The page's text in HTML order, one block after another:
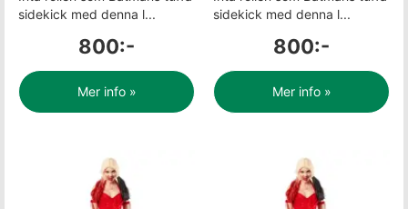
sidekick med denna l...
800:-
Mer info »
sidekick med denna l...
800:-
Mer info »